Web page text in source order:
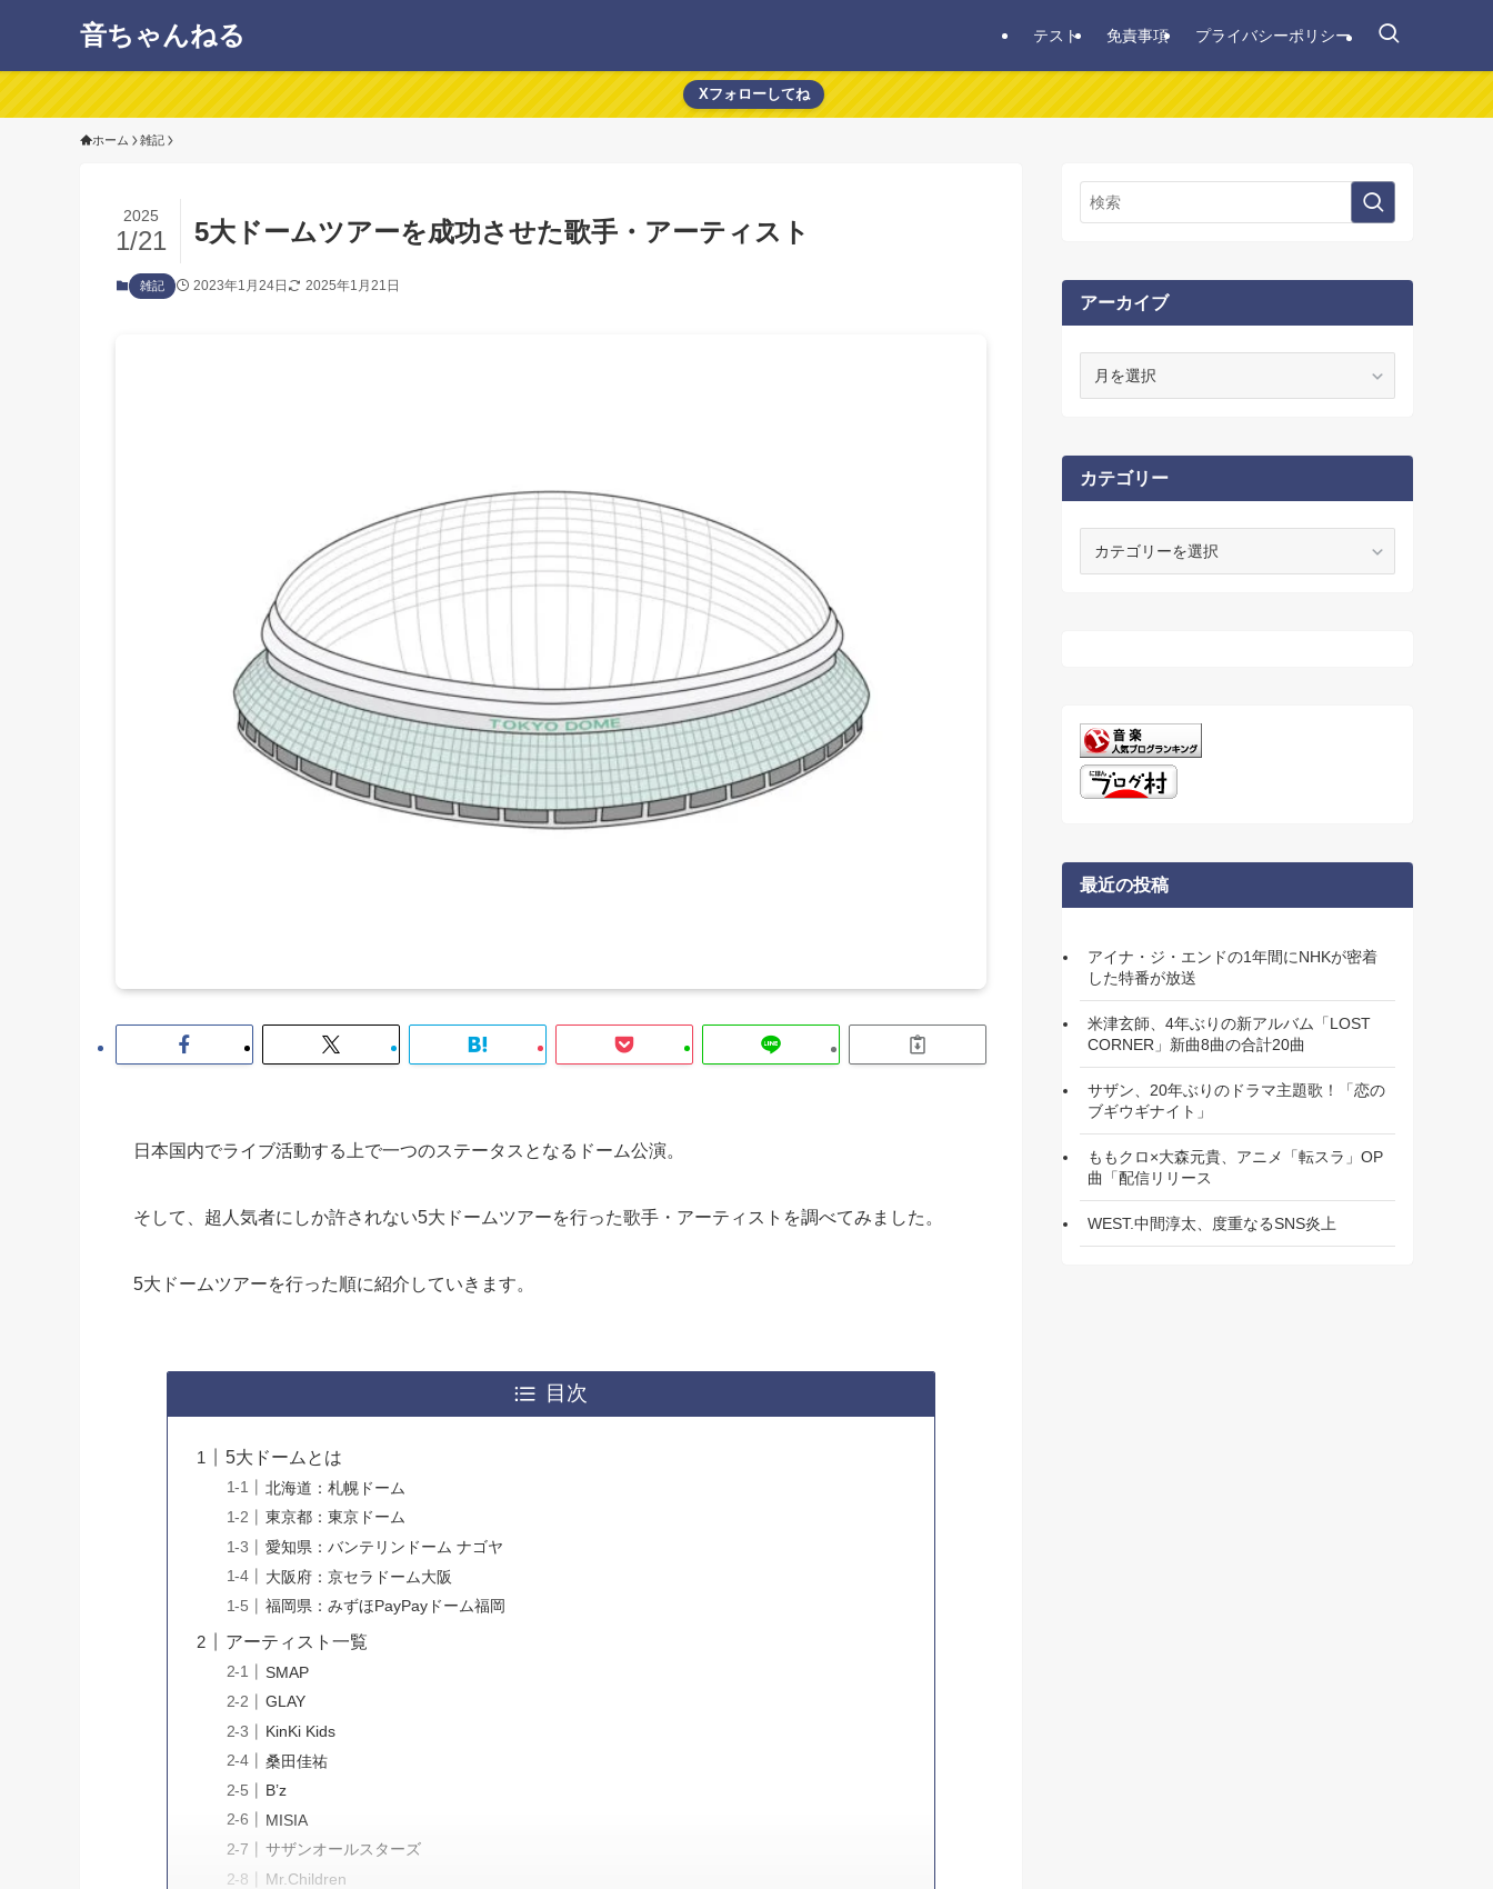
音ちゃんねる テスト 免責事項 プライバシーポリシー
Xフォローしてね
ホーム 雑記
5大ドームツアーを成功させた歌手・アーティスト
2025
1/21
雑記 2023年1月24日 2025年1月21日
日本国内でライブ活動する上で一つのステータスとなるドーム公演。
そして、超人気者にしか許されない5大ドームツアーを行った歌手・アーティストを調べてみました。
5大ドームツアーを行った順に紹介していきます。
目次
5大ドームとは
北海道：札幌ドーム
東京都：東京ドーム
愛知県：バンテリンドーム ナゴヤ
大阪府：京セラドーム大阪
福岡県：みずほPayPayドーム福岡
アーティスト一覧
SMAP
GLAY
KinKi Kids
桑田佳祐
B’z
MISIA
サザンオールスターズ
Mr.Children
アーカイブ
ブ
カテゴリー
最近の投稿
アイナ・ジ・エンドの1年間にNHKが密着
した特番が放送
米津玄師、4年ぶりの新アルバム「LOST
CORNER」新曲8曲の合計20曲
サザン、20年ぶりのドラマ主題歌！「恋の
ブギウギナイト」
ももクロ×大森元貴、アニメ「転スラ」OP
曲「配信リリース
WEST.中間淳太、度重なるSNS炎上